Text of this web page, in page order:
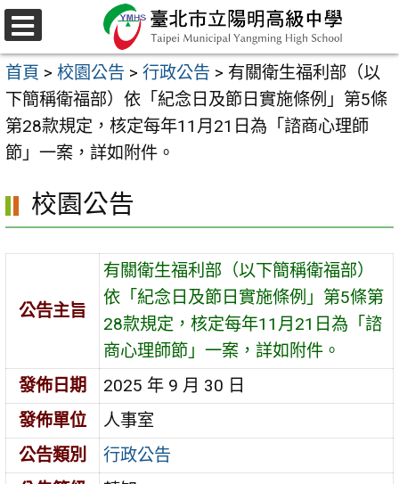
跳
至
主
要
內
容
選
單
首頁 > 校園公告 > 行政公告 > 有關衛生福利部（以
下簡稱衛福部）依「紀念日及節日實施條例」第5條
第28款規定，核定每年11月21日為「諮商心理師
節」一案，詳如附件。
校園公告
公告主旨
有關衛生福利部（以下簡稱衛福部）
依「紀念日及節日實施條例」第5條第
28款規定，核定每年11月21日為「諮
商心理師節」一案，詳如附件。
發佈日期
2025 年 9 月 30 日
發佈單位
人事室
公告類別
行政公告